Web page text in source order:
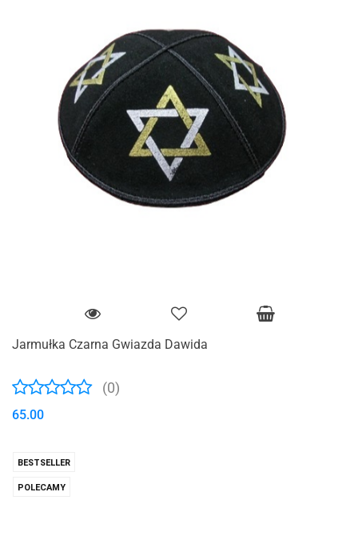
Jarmułka Czarna Gwiazda Dawida
(0)
65.00
BESTSELLER
POLECAMY